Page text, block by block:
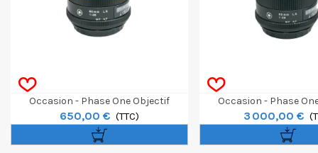
Occasion - Phase One Objectif
Schneider 80mm F/2.8 LS Blue Ring
650,00 € (TTC)
Occasion - Phase
Schneider 55mm F/2.8
3 000,00 €